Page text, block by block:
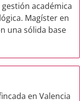
académica
Magíster en
una sólida base
en Valencia